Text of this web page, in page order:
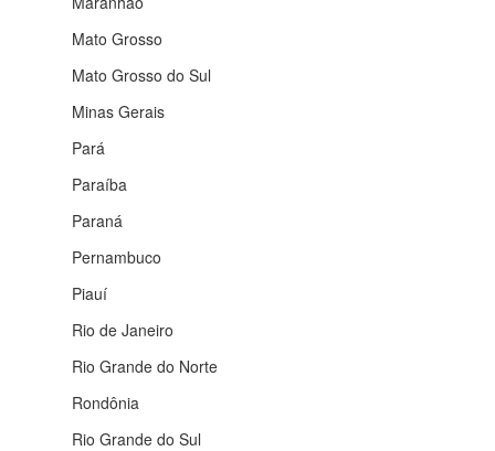
Mato Grosso
Mato Grosso do Sul
Minas Gerais
Pará
Paraíba
Paraná
Pernambuco
Piauí
Rio de Janeiro
Rio Grande do Norte
Rondônia
Rio Grande do Sul